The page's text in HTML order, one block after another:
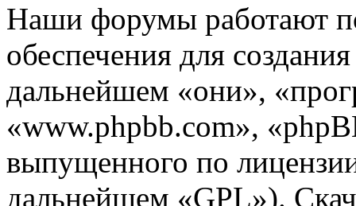
Наши форумы работают
обеспечения для
дальнейшем «они»,
«www.phpbb.com»,
выпущенного по
дальнейшем «GPL»).